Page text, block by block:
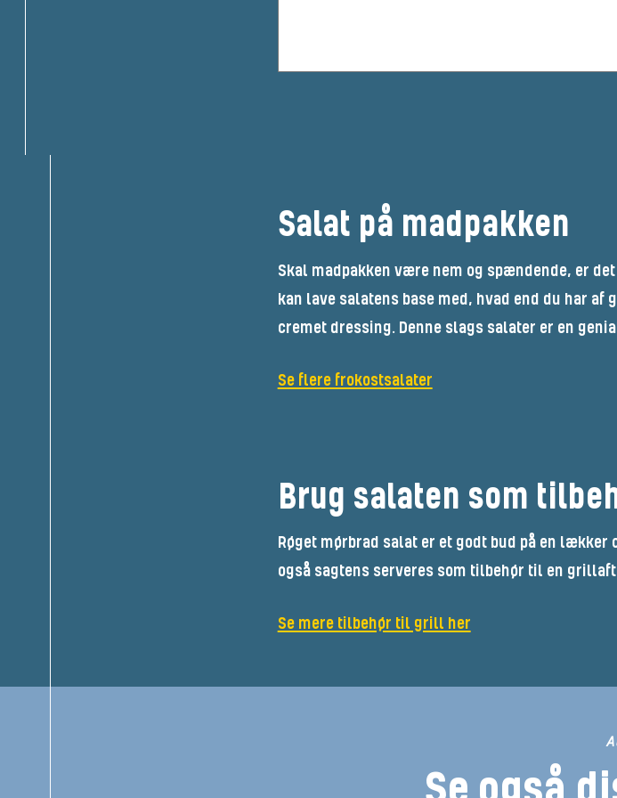
Salat på madpakken
Skal madpakken være nem og spændende, er
kan lave salatens base med, hvad end du har af
cremet dressing. Denne slags salater er en
Se flere frokostsalater
Brug salaten som
Røget mørbrad salat er et godt bud på en
også sagtens serveres som tilbehør til en
Se mere tilbehør til grill her